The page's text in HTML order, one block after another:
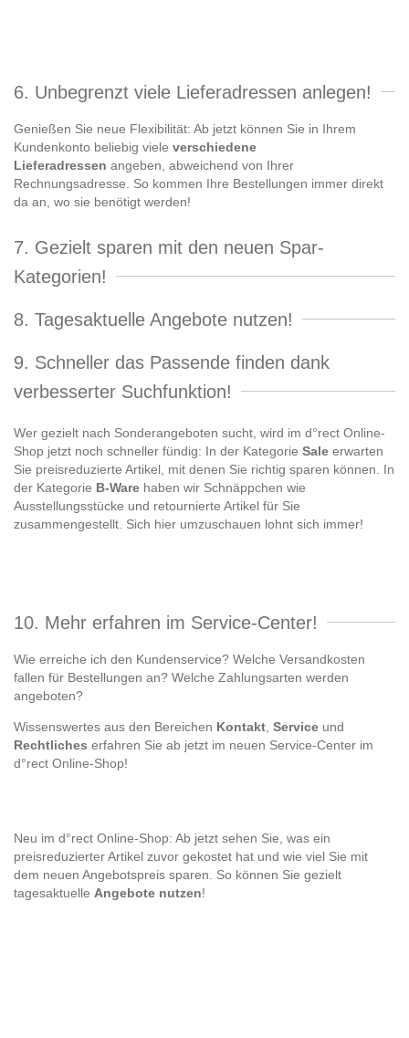
6. Unbegrenzt viele Lieferadressen anlegen!
Genießen Sie neue Flexibilität: Ab jetzt können Sie in Ihrem
Kundenkonto beliebig viele verschiedene
Lieferadressen angeben, abweichend von Ihrer
Rechnungsadresse. So kommen Ihre Bestellungen immer direkt
da an, wo sie benötigt werden!
7. Gezielt sparen mit den neuen Spar-
Kategorien!
8. Tagesaktuelle Angebote nutzen!
9. Schneller das Passende finden dank
verbesserter Suchfunktion!
Wer gezielt nach Sonderangeboten sucht, wird im d°rect Online-
Shop jetzt noch schneller fündig: In der Kategorie Sale erwarten
Sie preisreduzierte Artikel, mit denen Sie richtig sparen können. In
der Kategorie B-Ware haben wir Schnäppchen wie
Ausstellungsstücke und retournierte Artikel für Sie
zusammengestellt. Sich hier umzuschauen lohnt sich immer!
10. Mehr erfahren im Service-Center!
Wie erreiche ich den Kundenservice? Welche Versandkosten
fallen für Bestellungen an? Welche Zahlungsarten werden
angeboten?
Wissenswertes aus den Bereichen Kontakt Service und
Rechtliches erfahren Sie ab jetzt im neuen Service-Center im
d°rect Online-Shop!
Neu im d°rect Online-Shop: Ab jetzt sehen Sie, was ein
preisreduzierter Artikel zuvor gekostet hat und wie viel Sie mit
dem neuen Angebotspreis sparen. So können Sie gezielt
tagesaktuelle Angebote nutzen!